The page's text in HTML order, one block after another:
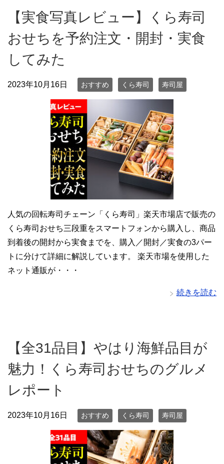
【実食写真レビュー】くら寿司
おせちを予約注文・開封・実食
してみた
2023年10月16日 おすすめ くら寿司 寿司屋
人気の回転寿司チェーン「くら寿司」楽天市場店で販売の
くら寿司おせち三段重をスマートフォンから購入し、商品
到着後の開封から実食までを、購入／開封／実食の3パー
トに分けて詳細に解説しています。 楽天市場を使用した
ネット通販が・・・
続きを読む
【全31品目】やはり海鮮品目が
魅力！くら寿司おせちのグルメ
レポート
2023年10月16日 おすすめ くら寿司 寿司屋